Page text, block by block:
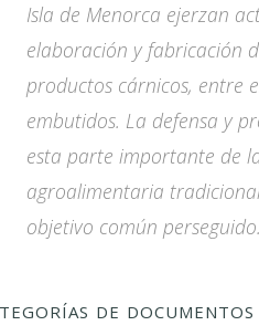
Isla de Menorca ejerzan
elaboración y fabricación
productos cárnicos, entre
embutidos. La defensa y
esta parte importante de
agroalimentaria
objetivo común perseguido.
DE DOCUMENTOS